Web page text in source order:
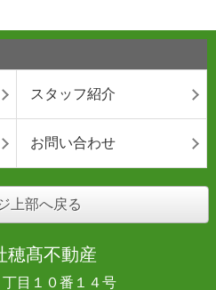
スタッフ紹介
お問い合わせ
上部へ戻る
穂髙不動産
目１０番１４号